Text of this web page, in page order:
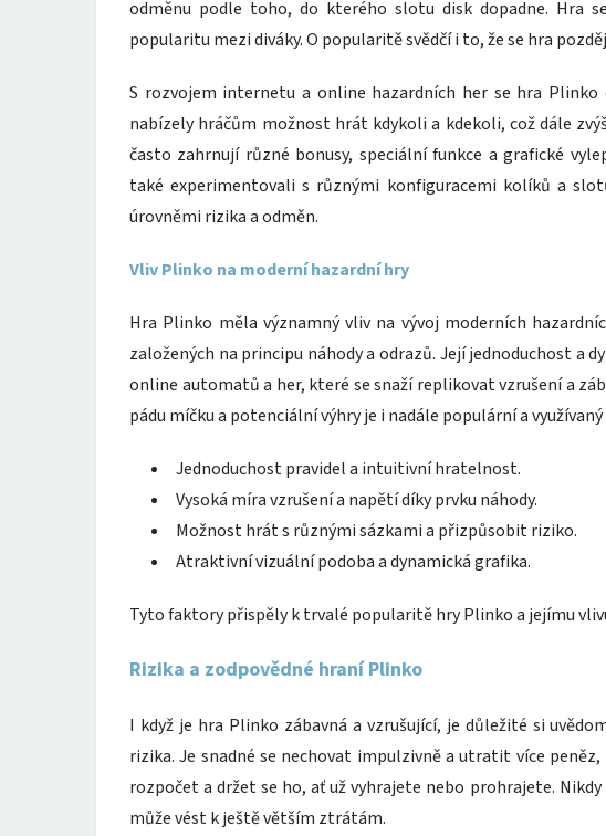
odměnu podle toho, do kterého slotu disk dopadne. Hra
popularitu mezi diváky. O popularitě svědčí i to, že se hra
S rozvojem internetu a online hazardních her se hra
nabízely hráčům možnost hrát kdykoli a kdekoli, což dále
často zahrnují různé bonusy, speciální funkce a grafické
také experimentovali s různými konfiguracemi kolíků a
úrovněmi rizika a odměn.
Vliv Plinko na moderní hazardní hry
Hra Plinko měla významný vliv na vývoj moderních
založených na principu náhody a odrazů. Její jednoduchost a
online automatů a her, které se snaží replikovat vzrušení a
pádu míčku a potenciální výhry je i nadále populární a
Jednoduchost pravidel a intuitivní hratelnost.
Vysoká míra vzrušení a napětí díky prvku náhody.
Možnost hrát s různými sázkami a přizpůsobit riziko.
Atraktivní vizuální podoba a dynamická grafika.
Tyto faktory přispěly k trvalé popularitě hry Plinko a jejímu
Rizika a zodpovědné hraní Plinko
I když je hra Plinko zábavná a vzrušující, je důležité si
rizika. Je snadné se nechovat impulzivně a utratit více
rozpočet a držet se ho, ať už vyhrajete nebo prohrajete.
může vést k ještě větším ztrátám.